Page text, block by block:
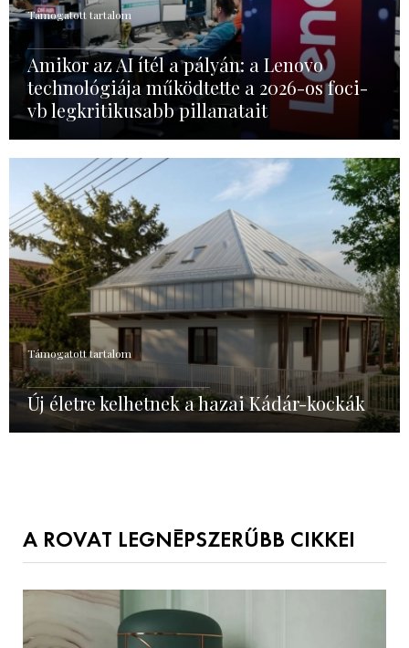
Támogatott tartalom
Amikor az AI ítél a pályán: a Lenovo
technológiája működtette a 2026-os foci-
vb legkritikusabb pillanatait
Támogatott tartalom
Új életre kelhetnek a hazai Kádár-kockák
A ROVAT LEGNÉPSZERŰBB CIKKEI